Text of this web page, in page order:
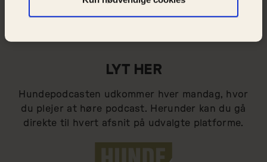
Dyrenes Beskyttelse.
LYT HER
Hundepodcasten udkommer hver mandag, hvor
du plejer at høre podcast. Herunder kan du gå
direkte til hvert afsnit på udvalgte platforme.